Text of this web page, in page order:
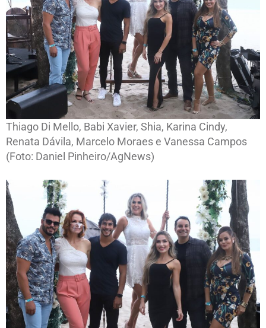
Thiago Di Mello, Babi Xavier, Shia, Karina Cindy,
Renata Dávila, Marcelo Moraes e Vanessa Campos
(Foto: Daniel Pinheiro/AgNews)